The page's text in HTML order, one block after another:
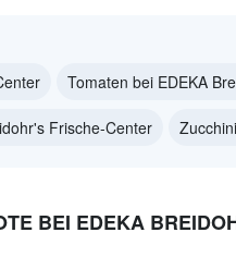
Tomaten bei EDEKA
Frische-Center
BEI EDEKA